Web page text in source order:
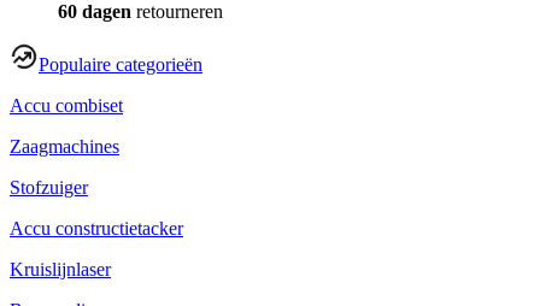
60 dagen retourneren
Populaire categorieën
Accu combiset
Zaagmachines
Stofzuiger
Accu constructietacker
Kruislijnlaser